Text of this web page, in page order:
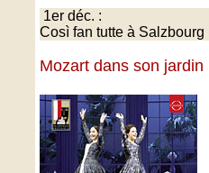
1er déc. :
Così fan tutte à Salzbourg
Mozart dans son jardin